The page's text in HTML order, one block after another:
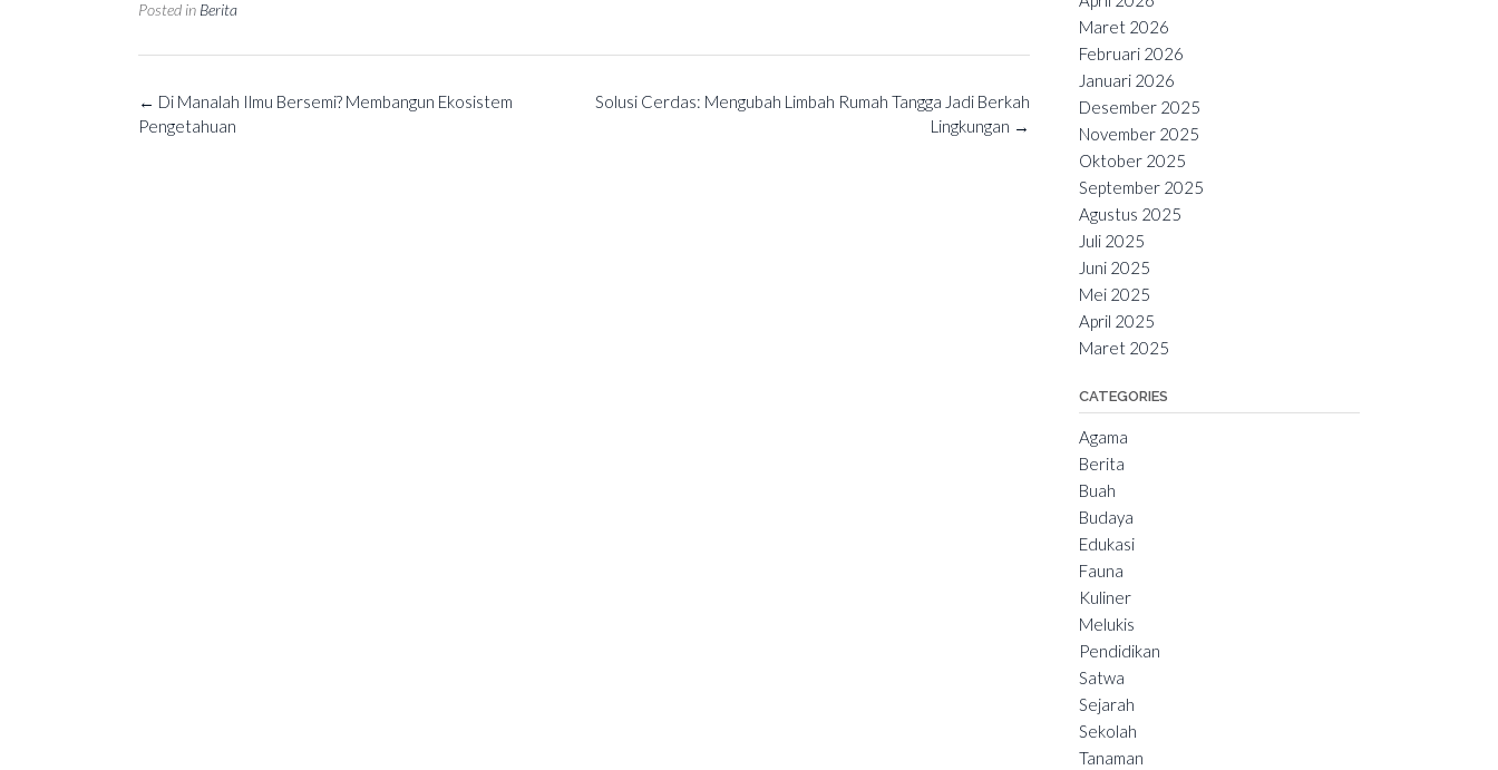
Posted in Berita
Post
navigation
Solusi Cerdas: Mengubah Limbah Rumah Tangga Jadi Berkah
Lingkungan →
← Di Manalah Ilmu Bersemi? Membangun Ekosistem
Pengetahuan
Maret 2026
Februari 2026
Januari 2026
Desember 2025
November 2025
Oktober 2025
September 2025
Agustus 2025
Juli 2025
Juni 2025
Mei 2025
April 2025
Maret 2025
CATEGORIES
Agama
Berita
Buah
Budaya
Edukasi
Fauna
Kuliner
Melukis
Pendidikan
Satwa
Sejarah
Sekolah
Tanaman